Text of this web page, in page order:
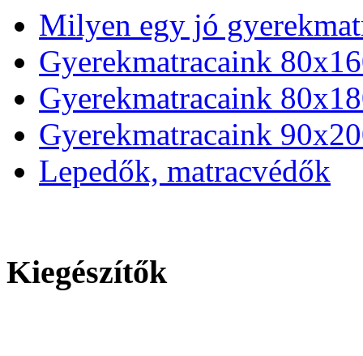
Milyen egy jó
Gyerekmatracaink
Gyerekmatracaink
Gyerekmatracaink
Lepedők, matracvédők
Kiegészítők